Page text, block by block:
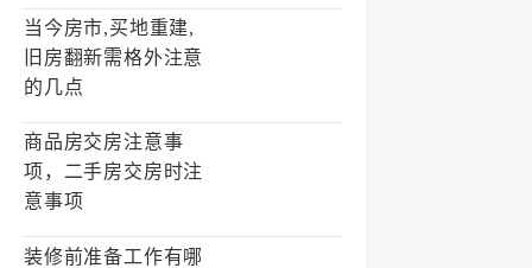
当今房市,买地重建,
旧房翻新需格外注意
的几点
商品房交房注意事
项，二手房交房时注
意事项
装修前准备工作有哪